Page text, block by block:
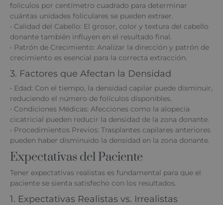
folículos por centímetro cuadrado para determinar
cuántas unidades foliculares se pueden extraer.
• Calidad del Cabello: El grosor, color y textura del cabello
donante también influyen en el resultado final.
• Patrón de Crecimiento: Analizar la dirección y patrón de
crecimiento es esencial para la correcta extracción.
3. Factores que Afectan la Densidad
• Edad: Con el tiempo, la densidad capilar puede disminuir,
reduciendo el número de folículos disponibles.
• Condiciones Médicas: Afecciones como la alopecia
cicatricial pueden reducir la densidad de la zona donante.
• Procedimientos Previos: Trasplantes capilares anteriores
pueden haber disminuido la densidad en la zona donante.
Expectativas del Paciente
Tener expectativas realistas es fundamental para que el
paciente se sienta satisfecho con los resultados.
1. Expectativas Realistas vs. Irrealistas